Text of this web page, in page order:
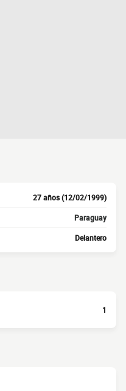
27 años (12/02/1999)
Paraguay
Delantero
1